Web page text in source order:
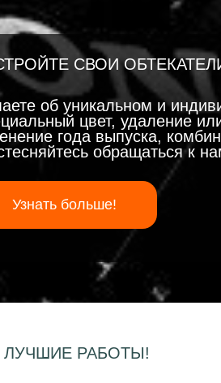
СВОИ
об уникальном и
цвет, удаление
года выпуска,
обращаться к
Узнать больше!
РАБОТЫ!